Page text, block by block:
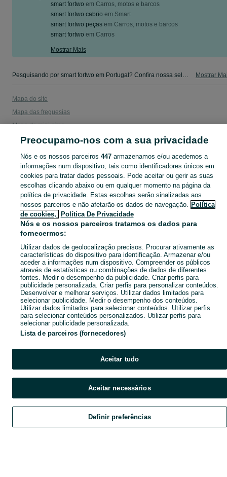
smart fortwo em Carros, motos e barcos
smart fortwo cabrio em Smart
smart fortwo peças em Carros, motos e barcos
smart fortwo em Carros
Mostrar Mais
Pesquisando por smart fortwo em Portugal? Confira nossa seleção em Smart no OLX Portugal e encontre exatamente o que procura! Mostrar
Mapa do site
Mapa das freguesias
Mapa de mini-sites
Pesquisas populares
Explorar Favoritos Vender Chat Conta
Preocupamo-nos com a sua privacidade
Nós e os nossos parceiros 447armazenamos e/ou acedemos a
informações num dispositivo, tais como identificadores únicos em
cookies para tratar dados pessoais. Pode aceitar ou gerir as suas
escolhas clicando abaixo ou em qualquer momento na página da
política de privacidade. Estas escolhas serão sinalizadas aos
nossos parceiros e não afetarão os dados de navegação. Política
de cookies,
Política De Privacidade
Nós e os nossos parceiros tratamos os dados para
fornecermos:
Utilizar dados de geolocalização precisos. Procurar ativamente as
características do dispositivo para identificação. Armazenar e/ou
aceder a informações num dispositivo. Compreender os públicos
através de estatísticas ou combinações de dados de diferentes
fontes. Medir o desempenho da publicidade. Criar perfis para
publicidade personalizada. Criar perfis para personalizar conteúdos.
Desenvolver e melhorar serviços. Utilizar dados limitados para
selecionar publicidade. Medir o desempenho dos conteúdos.
Utilizar dados limitados para selecionar conteúdos. Utilizar perfis
para selecionar conteúdos personalizados. Utilizar perfis para
selecionar publicidade personalizada.
Lista de parceiros (fornecedores)
Aceitar tudo
Aceitar necessários
Definir preferências